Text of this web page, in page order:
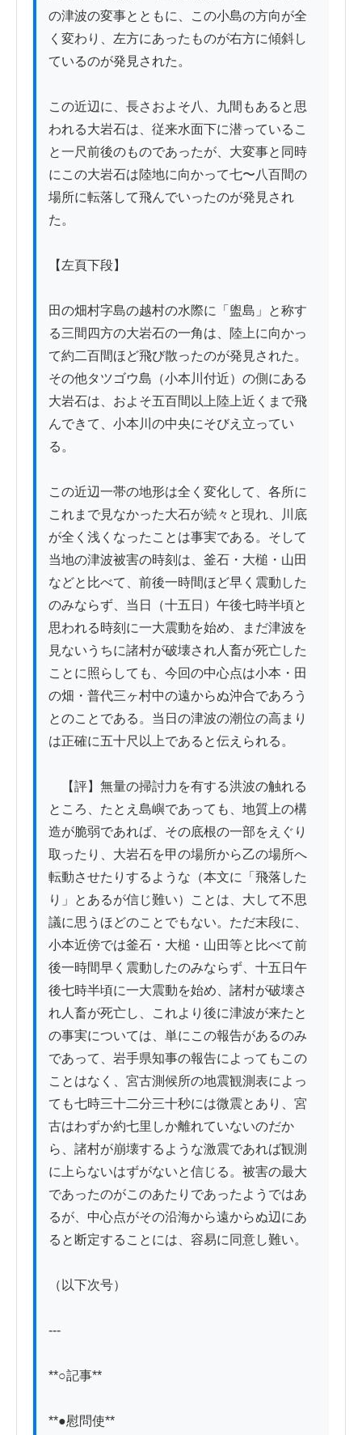
の津波の変事とともに、この小島の方向が全
く変わり、左方にあったものが右方に傾斜し
ているのが発見された。
この近辺に、長さおよそ八、九間もあると思
われる大岩石は、従来水面下に潜っているこ
と一尺前後のものであったが、大変事と同時
にこの大岩石は陸地に向かって七〜八百間の
場所に転落して飛んでいったのが発見され
た。
【左頁下段】
田の畑村字島の越村の水際に「盥島」と称す
る三間四方の大岩石の一角は、陸上に向かっ
て約二百間ほど飛び散ったのが発見された。
その他タツゴウ島（小本川付近）の側にある
大岩石は、およそ五百間以上陸上近くまで飛
んできて、小本川の中央にそびえ立ってい
る。
この近辺一帯の地形は全く変化して、各所に
これまで見なかった大石が続々と現れ、川底
が全く浅くなったことは事実である。そして
当地の津波被害の時刻は、釜石・大槌・山田
などと比べて、前後一時間ほど早く震動した
のみならず、当日（十五日）午後七時半頃と
思われる時刻に一大震動を始め、まだ津波を
見ないうちに諸村が破壊され人畜が死亡した
ことに照らしても、今回の中心点は小本・田
の畑・普代三ヶ村中の遠からぬ沖合であろう
とのことである。当日の津波の潮位の高まり
は正確に五十尺以上であると伝えられる。
【評】無量の掃討力を有する洪波の触れる
ところ、たとえ島嶼であっても、地質上の構
造が脆弱であれば、その底根の一部をえぐり
取ったり、大岩石を甲の場所から乙の場所へ
転動させたりするような（本文に「飛落した
り」とあるが信じ難い）ことは、大して不思
議に思うほどのことでもない。ただ末段に、
小本近傍では釜石・大槌・山田等と比べて前
後一時間早く震動したのみならず、十五日午
後七時半頃に一大震動を始め、諸村が破壊さ
れ人畜が死亡し、これより後に津波が来たと
の事実については、単にこの報告があるのみ
であって、岩手県知事の報告によってもこの
ことはなく、宮古測候所の地震観測表によっ
ても七時三十二分三十秒には微震とあり、宮
古はわずか約七里しか離れていないのだか
ら、諸村が崩壊するような激震であれば観測
に上らないはずがないと信じる。被害の最大
であったのがこのあたりであったようではあ
るが、中心点がその沿海から遠からぬ辺にあ
ると断定することには、容易に同意し難い。
（以下次号）
---
**○記事**
**●慰問使**